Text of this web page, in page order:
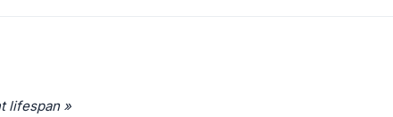
lifespan »